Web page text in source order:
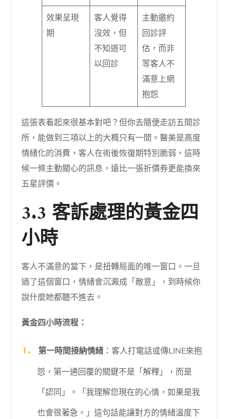
效果呈現
期
客人覺得
沒效，但
不知道可
以回診
主動邀約
回診評
估，而非
等客人不
滿意上網
抱怨
這張表看起來很基本對吧？但你去隨便走訪五間診
所，能做到三項以上的大概只有一間。醫美是高度
情緒化的消費，客人在術後恢復期特別脆弱，這時
候一條主動關心的訊息，遠比一張折價券更能換來
五星評價。
3.3 客訴處理的黃金四
小時
客人不滿意的當下，是扭轉局面的唯一窗口。一旦
過了這個窗口，情緒會沉澱成「敵意」，到時候你
說什麼她都聽不進去。
黃金四小時流程：
第一時間接納情緒：客人打電話或傳LINE來抱
怨，第一通回覆的關鍵不是「解釋」，而是
「認同」。「我理解您現在的心情，如果是我
也會很著急。」這句話能讓對方的情緒溫度下